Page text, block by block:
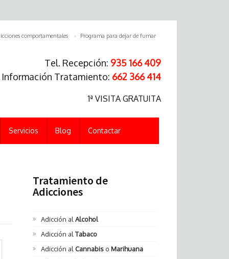
comportamentales Programa para dejar de fumar
Tel. Recepción: 935 166 409
Información Tratamiento: 662 366 414
1ª VISITA GRATUITA
Servicios Blog Contactar
Tratamiento de
Adicciones
Adicción al Alcohol
Adicción al Tabaco
Adicción al Cannabiso Marihuana